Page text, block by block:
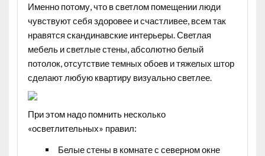
Именно потому, что в светлом помещении люди
чувствуют себя здоровее и счастливее, всем так
нравятся скандинавские интерьеры. Светлая
мебель и светлые стены, абсолютно белый
потолок, отсутствие темных обоев и тяжелых штор
сделают любую квартиру визуально светлее.
При этом надо помнить несколько
«осветлительных» правил:
Белые стены в комнате с северном окне